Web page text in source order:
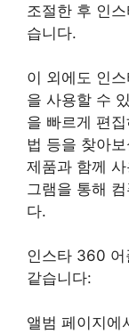
조절한 후 인
습니다.
이 외에도 인
을 사용할 수
을 빠르게 편
법 등을 찾아
제품과 함께
그램을 통해
다.
인스타 360 어
같습니다:
앨범 페이지에